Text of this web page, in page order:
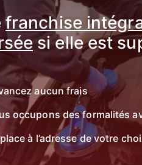
franchise
si elle est
aucun frais
occupons des formalités
à l’adresse de votre